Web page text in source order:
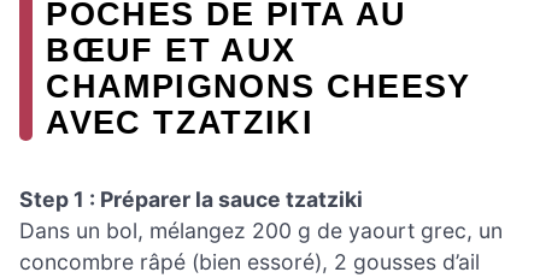
POCHES DE PITA AU
BŒUF ET AUX
CHAMPIGNONS CHEESY
AVEC TZATZIKI
Step 1 : Préparer la sauce tzatziki
Dans un bol, mélangez 200 g de yaourt grec, un
concombre râpé (bien essoré), 2 gousses d’ail